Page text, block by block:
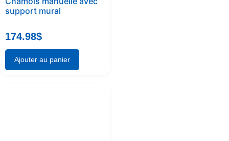
support mural
174.98$
Ajouter au panier